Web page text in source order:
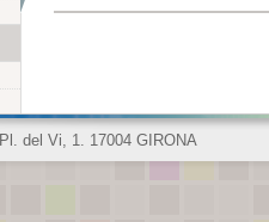
Pl. del Vi, 1. 17004 GIRONA